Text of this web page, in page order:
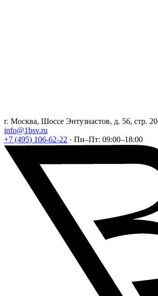
г. Москва, Шоссе Энтузиастов, д. 56, стр. 20
info@1bsv.ru
+7 (495) 106-62-22 · Пн–Пт: 09:00–18:00